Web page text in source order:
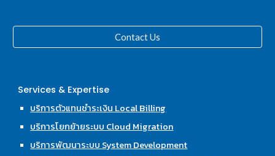
Contact Us
Services & Expertise
บริการตัวแทนชำระเงิน Local Billing
บริการโยกย้ายระบบ Cloud Migration
บริการพัฒนาระบบ System Development